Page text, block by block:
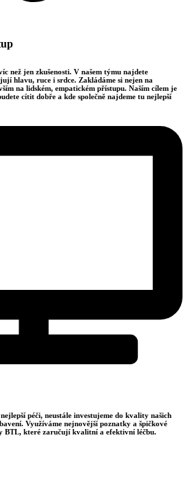
než jen zkušenosti. V našem týmu najdete
hlavu, ruce i srdce. Zakládáme si nejen na
na lidském, empatickém přístupu. Naším cílem je
cítit dobře a kde společně najdeme tu nejlepší
péči, neustále investujeme do kvality našich
Využíváme nejnovější poznatky a špičkové
BTL, které zaručují kvalitní a efektivní léčbu.